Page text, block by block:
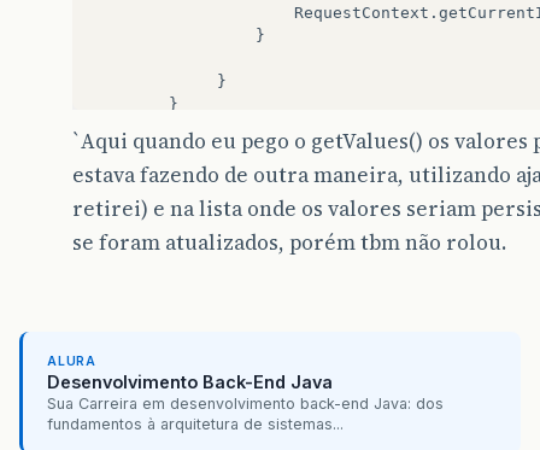
RequestContext .
}
}
}
RequestContext.getCurrentInstance().
}
`Aqui quando eu pego o getValues() os
estava fazendo de outra maneira, utilizando
retirei) e na lista onde os valores seriam
se foram atualizados, porém tbm não rolou.
ALURA
Desenvolvimento Back-End Java
Sua Carreira em desenvolvimento back-end Java: dos
fundamentos à arquitetura de sistemas...